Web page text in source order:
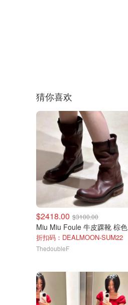
猜你喜欢
$2418.00 $3100.00
Miu Miu Foule 牛皮踝靴 棕色
折扣码：DEALMOON-SUM22
ThedoubleF